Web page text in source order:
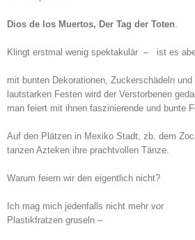
Dios de los Muertos, Der Tag der Toten
Klingt erstmal wenig spektakulär – ist es
mit bunten Dekorationen, Zuckerschädeln und
lautstarken Festen wird der Verstorbenen
man feiert mit ihnen faszinierende und bunte
Auf den Plätzen in Mexiko Stadt, zb. dem
tanzen Azteken ihre prachtvollen Tänze.
Warum feiern wir den eigentlich nicht?
Ich mag mich jedenfalls nicht mehr vor
Plastikfratzen gruseln –